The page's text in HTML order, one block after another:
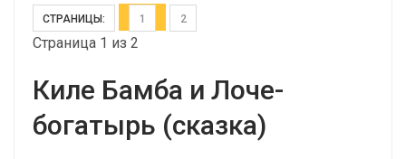
СТРАНИЦЫ: 1 2
Страница 1 из 2
Киле Бамба и Лоче-
богатырь (сказка)